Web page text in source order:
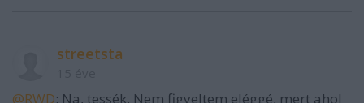
streetsta
@RWD: Na, tessék. Nem figyeltem eléggé, mert ahol